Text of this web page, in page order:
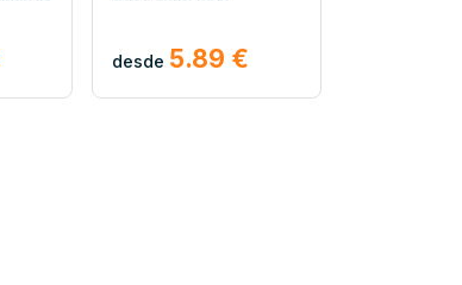
desde 5.89 €